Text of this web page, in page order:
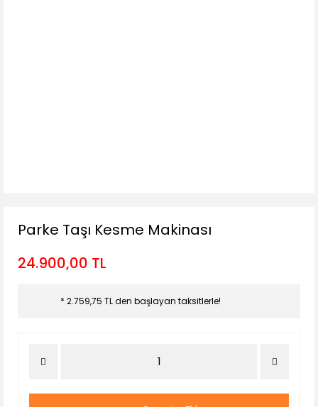
Parke Taşı Kesme Makinası
24.900,00 TL
* 2.759,75 TL den başlayan taksitlerle!